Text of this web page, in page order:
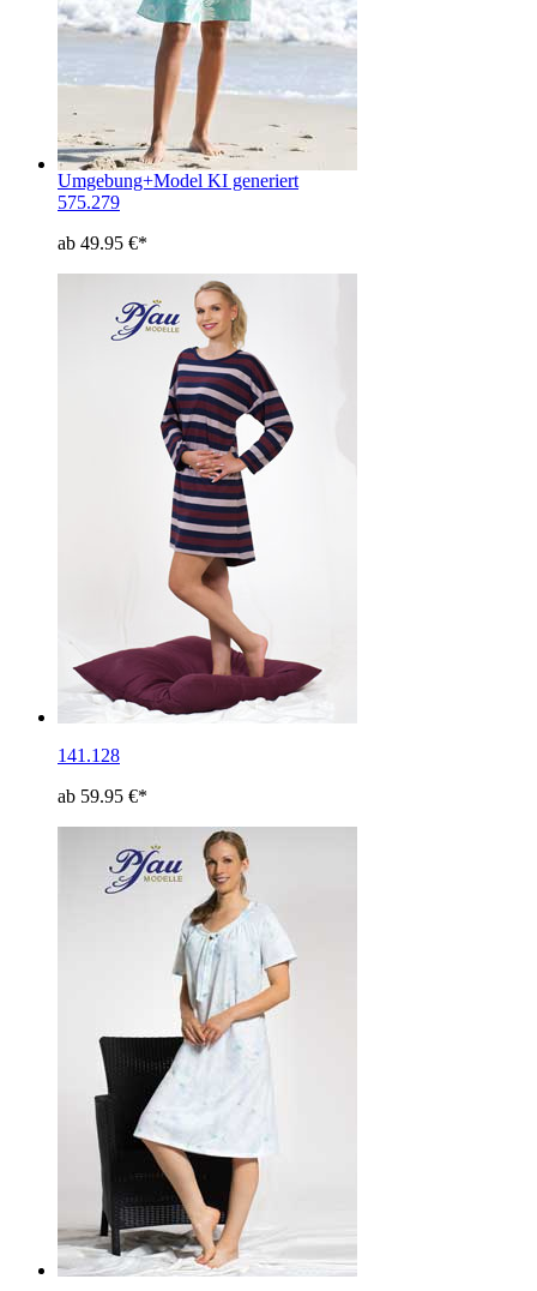
Umgebung+Model KI generiert
575.279
ab 49.95 €*
141.128
ab 59.95 €*